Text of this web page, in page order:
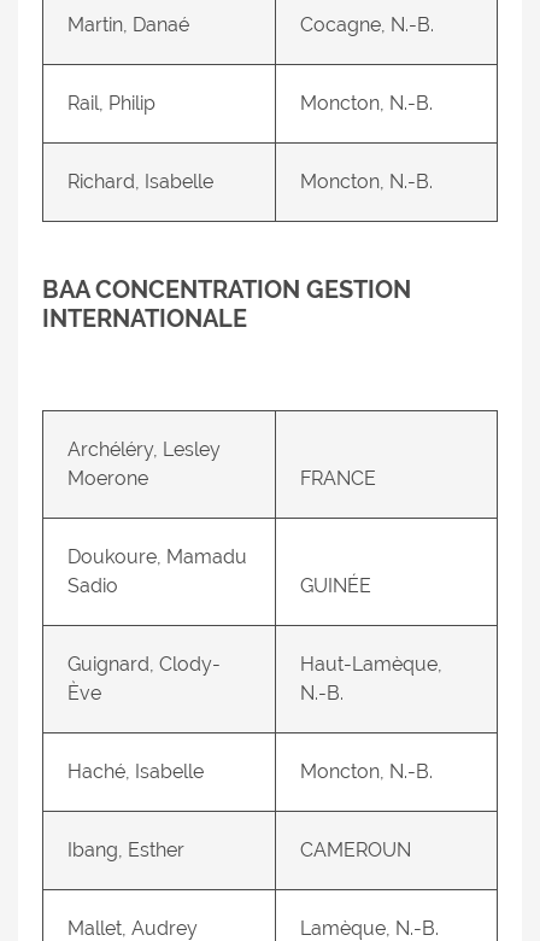
Martin, Danaé Cocagne, N.-B.
Rail, Philip Moncton, N.-B.
Richard, Isabelle Moncton, N.-B.
BAA CONCENTRATION GESTION
INTERNATIONALE
Archéléry, Lesley
Moerone
FRANCE
Doukoure, Mamadu
Sadio
GUINÉE
Guignard, Clody-
Ève
Haut-Lamèque,
N.-B.
Haché, Isabelle Moncton, N.-B.
Ibang, Esther CAMEROUN
Mallet, Audrey Lamèque, N.-B.